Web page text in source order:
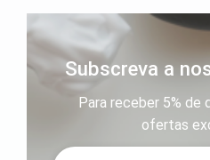
Subscreva a
Para receber 5% de
ofertas